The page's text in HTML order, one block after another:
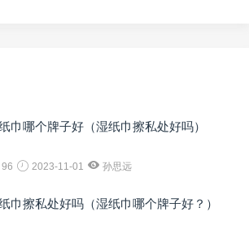
巾哪个牌子好（湿纸巾擦私处好吗）
96 2023-11-01 孙思远
巾擦私处好吗（湿纸巾哪个牌子好？）